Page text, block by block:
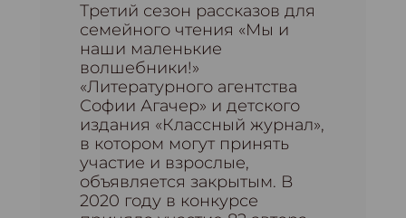
Третий сезон рассказов для
семейного чтения «Мы и
наши маленькие
волшебники!»
«Литературного агентства
Софии Агачер» и детского
издания «Классный журнал»,
в котором могут принять
участие и взрослые,
объявляется закрытым. В
2020 году в конкурсе